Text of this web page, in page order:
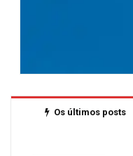
Os últimos posts